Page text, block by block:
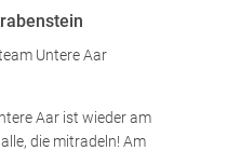
Untere Aar
Aar ist wieder am
die mitradeln! Am